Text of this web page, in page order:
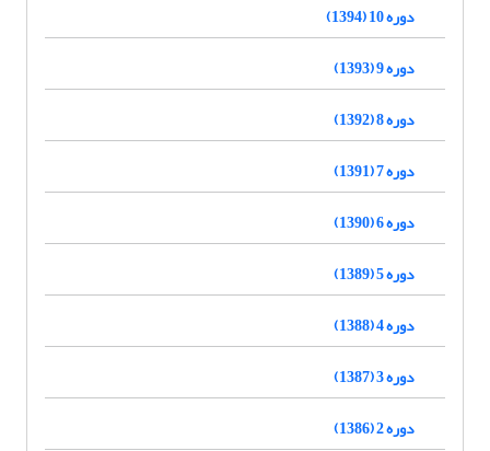
دوره 10 (1394)
دوره 9 (1393)
دوره 8 (1392)
دوره 7 (1391)
دوره 6 (1390)
دوره 5 (1389)
دوره 4 (1388)
دوره 3 (1387)
دوره 2 (1386)